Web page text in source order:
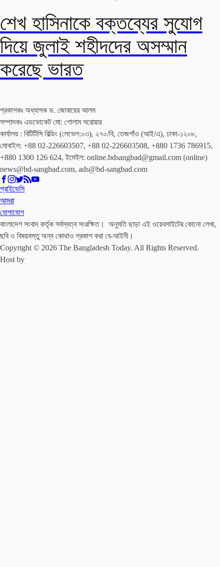
শেখ হাসিনাকে বক্তব্যের সুযোগ
দিয়ে জুলাই শহীদদের অসম্মান
করেছে ভারত
প্রকাশকঃ অধ্যাপক ড. জোবায়ের আলম
সম্পাদকঃ এডভোকেট মো: গোলাম সরোয়ার
কার্যালয় : বিটিটিসি বিল্ডিং (লেভেল:০৩), ২৭০/বি, তেজগাঁও (আই/এ), ঢাকা-১২০৮,
মোবাইল: +88 02-226603507, +88 02-226603508, +880 1736 786915,
+880 1300 126 624, ইমেইল: online.bdsangbad@gmail.com (online)
news@bd-sangbad.com, ads@bd-sangbad.com
প্রাইভেসি
আমরা
যোগাযোগ
বাংলাদেশ সংবাদ কর্তৃক সর্বস্বত্ব সংরক্ষিত। অনুমতি ছাড়া এই ওয়েবসাইটের কোনো লেখা,
ছবি ও বিষয়বস্তু অন্য কোথাও প্রকাশ করা বে-আইনী।
Copyright © 2026 The Bangladesh Today. All Rights Reserved.
Host by